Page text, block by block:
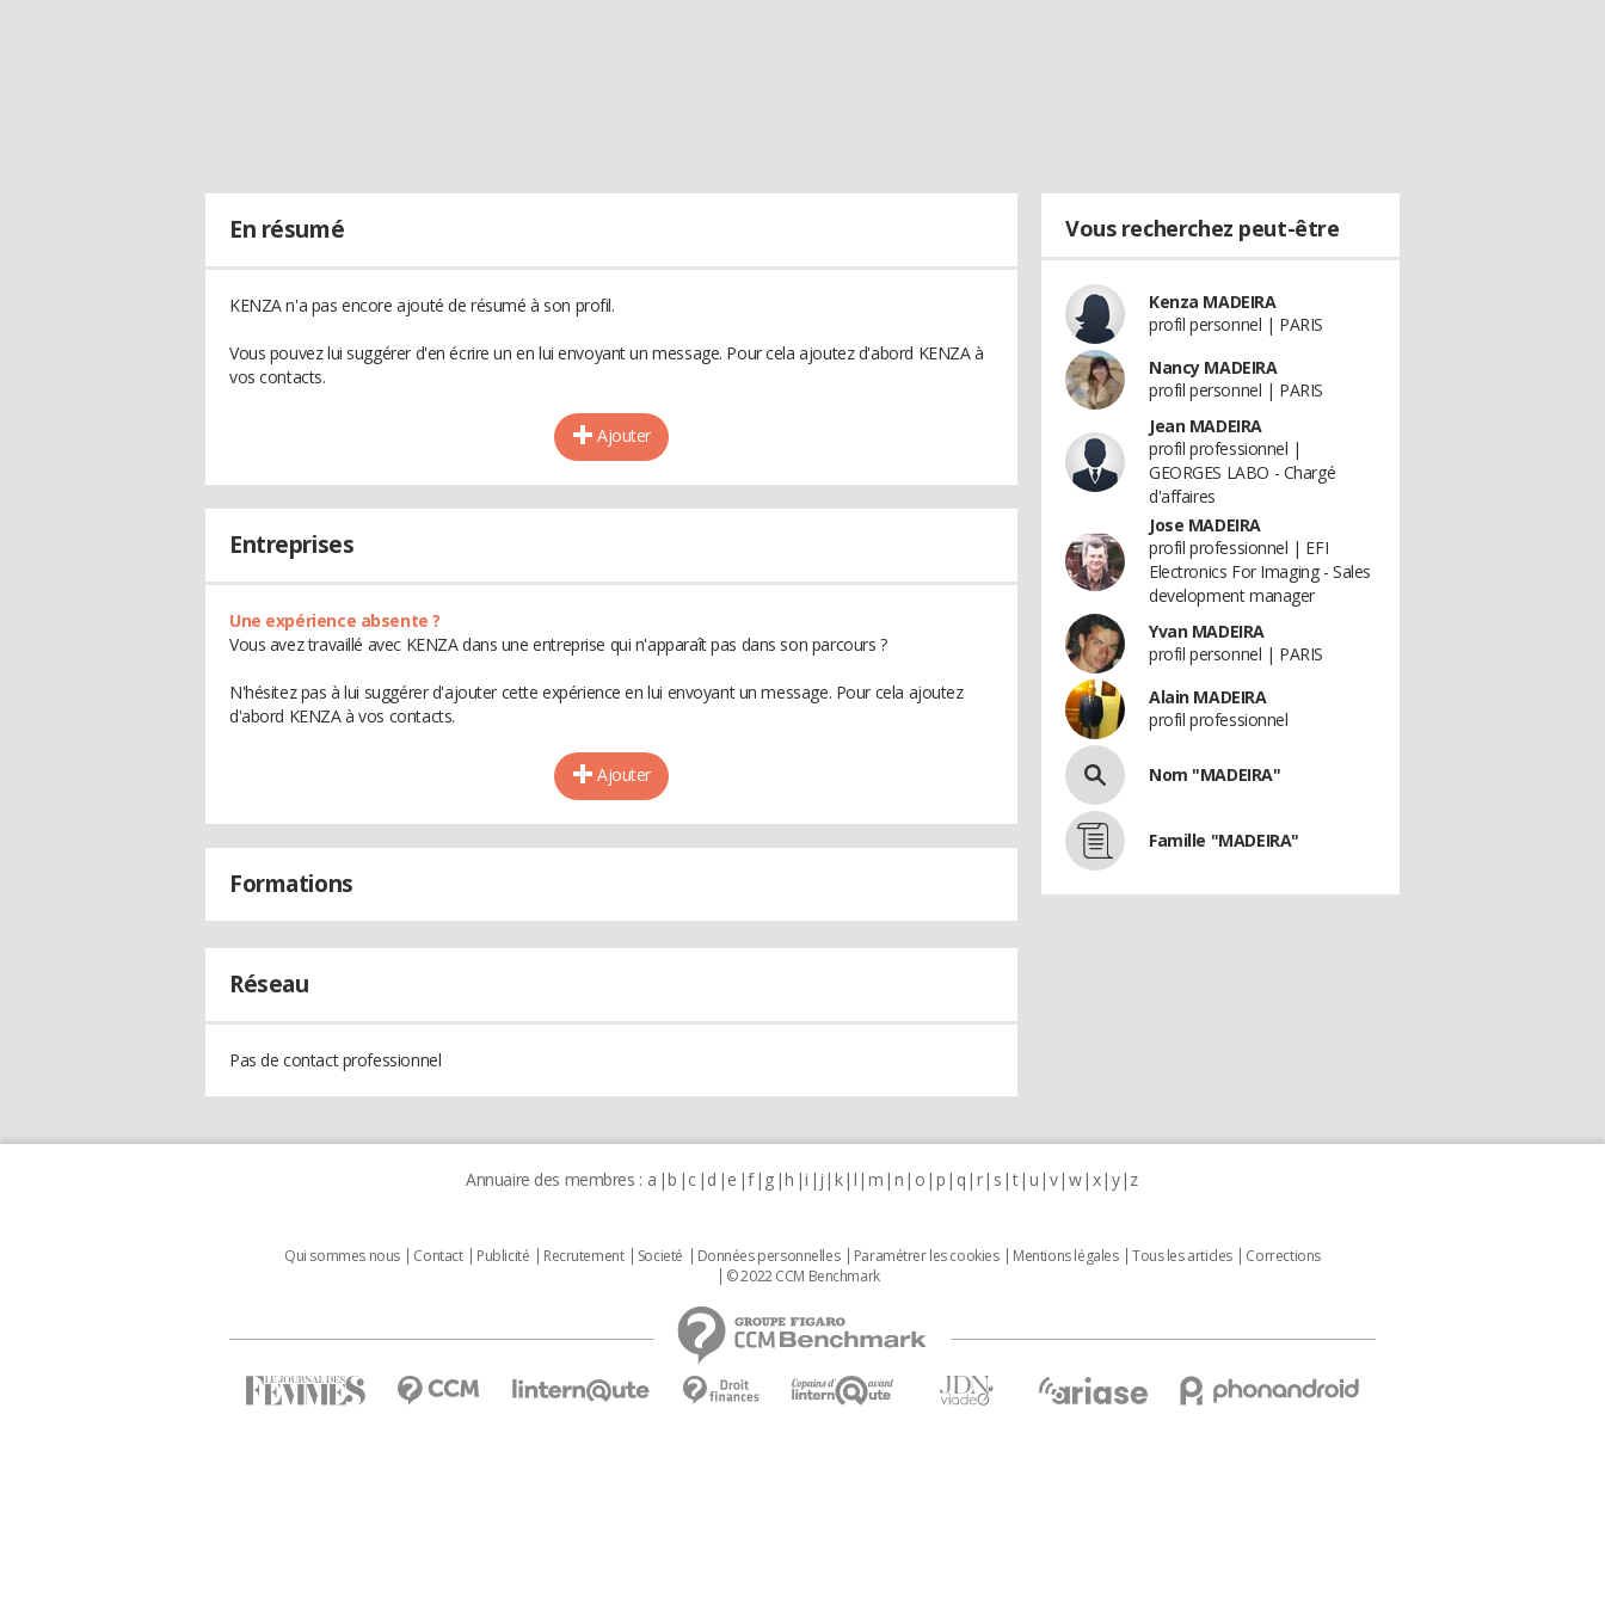
En résumé
KENZA n'a pas encore ajouté de résumé à son profil.
Vous pouvez lui suggérer d'en écrire un en lui envoyant un message. Pour cela ajoutez d'abord KENZA à
vos contacts.
Ajouter
Entreprises
Une expérience absente ?
Vous avez travaillé avec KENZA dans une entreprise qui n'apparaît pas dans son parcours ?
N'hésitez pas à lui suggérer d'ajouter cette expérience en lui envoyant un message. Pour cela ajoutez
d'abord KENZA à vos contacts.
Ajouter
Formations
Réseau
Pas de contact professionnel
Vous recherchez peut-être
Kenza MADEIRA
profil personnel | PARIS
Nancy MADEIRA
profil personnel | PARIS
Jean MADEIRA
profil professionnel |
GEORGES LABO - Chargé
d'affaires
Jose MADEIRA
profil professionnel | EFI
Electronics For Imaging - Sales
development manager
Yvan MADEIRA
profil personnel | PARIS
Alain MADEIRA
profil professionnel
Nom "MADEIRA"
Famille "MADEIRA"
Annuaire des membres : a b c d e f g h i j k l m n o p q r s t u v w x y z
Qui sommes nous Contact Publicité Recrutement Societé Données personnelles Paramétrer les cookies Mentions légales Tous les articles
Corrections
© 2022 CCM Benchmark